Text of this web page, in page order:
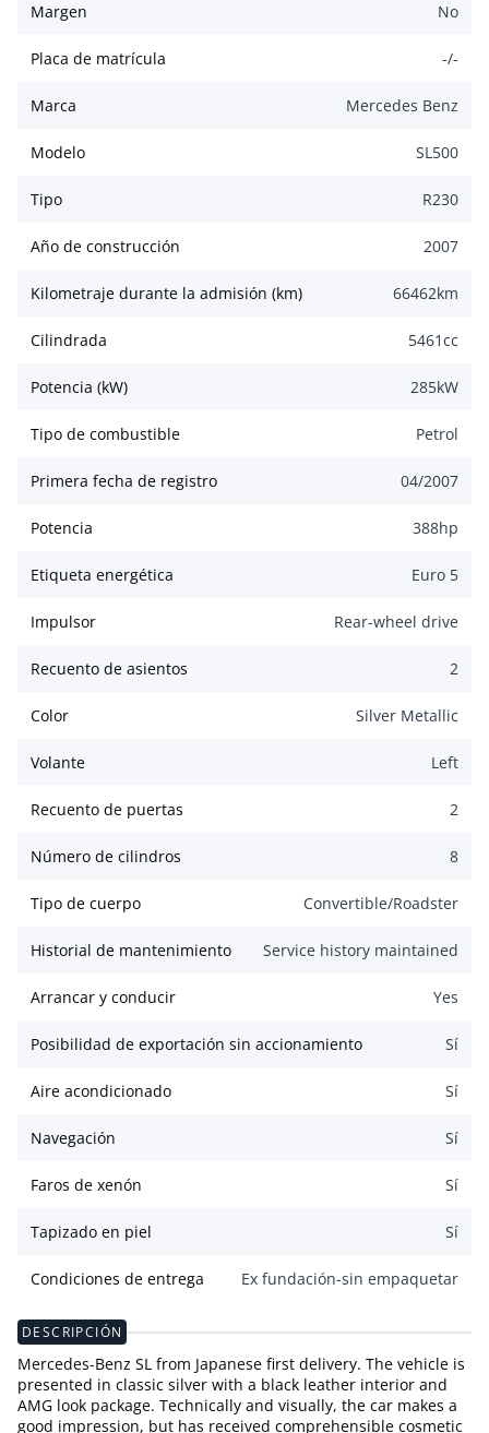
Margen No
Placa de matrícula -/-
Marca Mercedes Benz
Modelo SL500
Tipo R230
Año de construcción 2007
Kilometraje durante la admisión (km) 66462km
Cilindrada 5461cc
Potencia (kW) 285kW
Tipo de combustible Petrol
Primera fecha de registro 04/2007
Potencia 388hp
Etiqueta energética Euro 5
Impulsor Rear-wheel drive
Recuento de asientos 2
Color Silver Metallic
Volante Left
Recuento de puertas 2
Número de cilindros 8
Tipo de cuerpo Convertible/Roadster
Historial de mantenimiento Service history maintained
Arrancar y conducir Yes
Posibilidad de exportación sin accionamiento Sí
Aire acondicionado Sí
Navegación Sí
Faros de xenón Sí
Tapizado en piel Sí
Condiciones de entrega Ex fundación-sin empaquetar
DESCRIPCIÓN
Mercedes-Benz SL from Japanese first delivery. The vehicle is
presented in classic silver with a black leather interior and
AMG look package. Technically and visually, the car makes a
good impression, but has received comprehensible cosmetic